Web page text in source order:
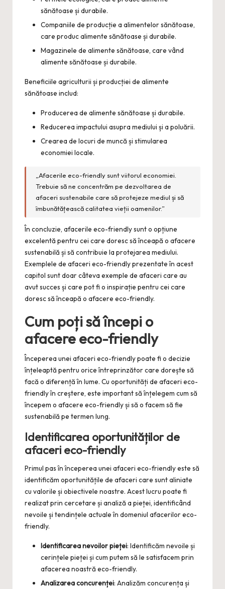
sănătoase și durabile.
Companiile de producție a alimentelor sănătoase,
care produc alimente sănătoase și durabile.
Magazinele de alimente sănătoase, care vând
alimente sănătoase și durabile.
Beneficiile agriculturii și producției de alimente
sănătoase includ:
Producerea de alimente sănătoase și durabile.
Reducerea impactului asupra mediului și a poluării.
Crearea de locuri de muncă și stimularea
economiei locale.
„Afacerile eco-friendly sunt viitorul economiei.
Trebuie să ne concentrăm pe dezvoltarea de
afaceri sustenabile care să protejeze mediul și să
îmbunătățească calitatea vieții oamenilor.”
În concluzie, afacerile eco-friendly sunt o opțiune
excelentă pentru cei care doresc să înceapă o afacere
sustenabilă și să contribuie la protejarea mediului.
Exemplele de afaceri eco-friendly prezentate în acest
capitol sunt doar câteva exemple de afaceri care au
avut succes și care pot fi o inspirație pentru cei care
doresc să înceapă o afacere eco-friendly.
Cum poți să începi o
afacere eco-friendly
Începerea unei afaceri eco-friendly poate fi o decizie
înțeleaptă pentru orice întreprinzător care dorește să
facă o diferență în lume. Cu oportunități de afaceri eco-
friendly în creștere, este important să înțelegem cum să
începem o afacere eco-friendly și să o facem să fie
sustenabilă pe termen lung.
Identificarea oportunităților de
afaceri eco-friendly
Primul pas în începerea unei afaceri eco-friendly este să
identificăm oportunitățile de afaceri care sunt aliniate
cu valorile și obiectivele noastre. Acest lucru poate fi
realizat prin cercetare și analiză a pieței, identificând
nevoile și tendințele actuale în domeniul afacerilor eco-
friendly.
Identificarea nevoilor pieței: Identificăm nevoile și
cerințele pieței și cum putem să le satisfacem prin
afacerea noastră eco-friendly.
Analizarea concurenței: Analizăm concurența și